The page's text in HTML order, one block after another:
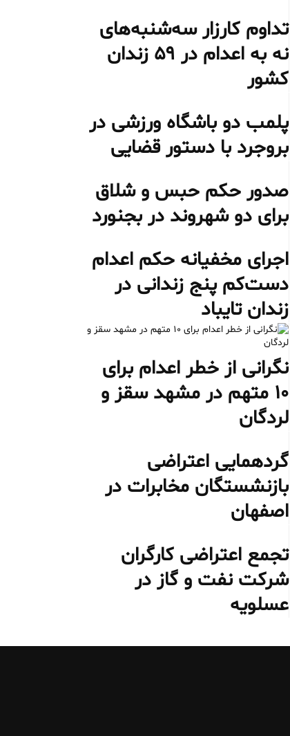
تداوم کارزار سه‌شنبه‌های
نه به اعدام در ۵۹ زندان
کشور
پلمب دو باشگاه ورزشی در
بروجرد با دستور قضایی
صدور حکم حبس و شلاق
برای دو شهروند در بجنورد
اجرای مخفیانه حکم اعدام
دست‌کم پنج زندانی در
زندان تایباد
نگرانی از خطر اعدام برای
۱۰ متهم در مشهد سقز و
لردگان
گردهمایی اعتراضی
بازنشستگان مخابرات در
اصفهان
تجمع اعتراضی کارگران
شرکت نفت و گاز در
عسلویه